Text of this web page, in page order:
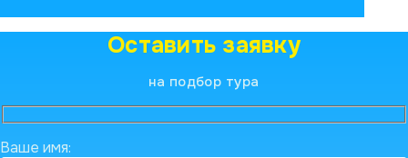
Оставить заявку
на подбор тура
Ваше имя: